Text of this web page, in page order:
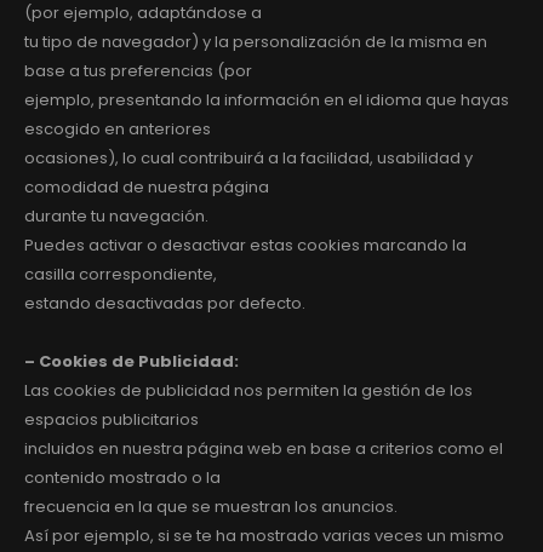
(por ejemplo, adaptándose a
tu tipo de navegador) y la personalización de la misma en
base a tus preferencias (por
ejemplo, presentando la información en el idioma que hayas
escogido en anteriores
ocasiones), lo cual contribuirá a la facilidad, usabilidad y
comodidad de nuestra página
durante tu navegación.
Puedes activar o desactivar estas cookies marcando la
casilla correspondiente,
estando desactivadas por defecto.
– Cookies de Publicidad:
Las cookies de publicidad nos permiten la gestión de los
espacios publicitarios
incluidos en nuestra página web en base a criterios como el
contenido mostrado o la
frecuencia en la que se muestran los anuncios.
Así por ejemplo, si se te ha mostrado varias veces un mismo